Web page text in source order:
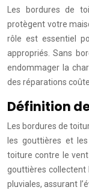
Les bordures de
protègent votre
rôle est essentiel
appropriés. Sans
endommager la
des réparations
Définition
Les bordures de
les gouttières et
toiture contre le vent
gouttières collectent
pluviales, assurant